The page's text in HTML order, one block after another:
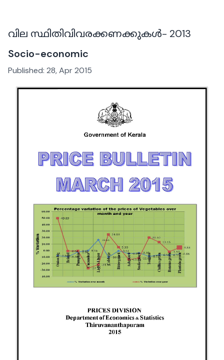
വില സ്ഥിതിവിവരക്കണക്കുകൾ- 2013
Socio-economic
Published: 28, Apr 2015